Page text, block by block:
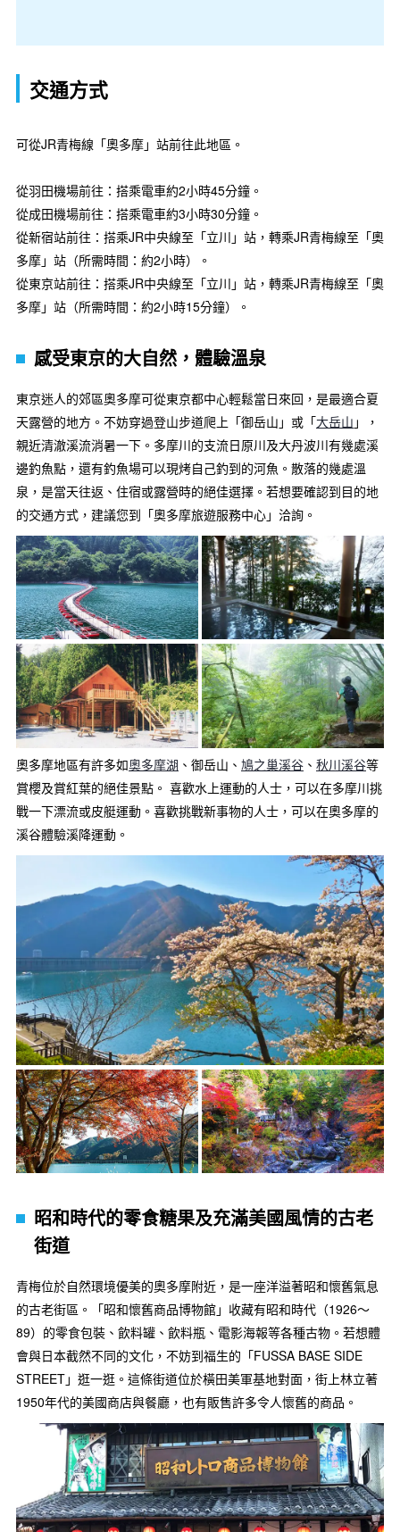
交通方式
可從JR青梅線「奧多摩」站前往此地區。
從羽田機場前往：搭乘電車約2小時45分鐘。
從成田機場前往：搭乘電車約3小時30分鐘。
從新宿站前往：搭乘JR中央線至「立川」站，轉乘JR青梅線至「奧
多摩」站（所需時間：約2小時）。
從東京站前往：搭乘JR中央線至「立川」站，轉乘JR青梅線至「奧
多摩」站（所需時間：約2小時15分鐘）。
感受東京的大自然，體驗溫泉
東京迷人的郊區奧多摩可從東京都中心輕鬆當日來回，是最適合夏
天露營的地方。不妨穿過登山步道爬上「御岳山」或「大岳山 」，
親近清澈溪流消暑一下。多摩川的支流日原川及大丹波川有幾處溪
邊釣魚點，還有釣魚場可以現烤自己釣到的河魚。散落的幾處溫
泉，是當天往返、住宿或露營時的絕佳選擇。若想要確認到目的地
的交通方式，建議您到「奧多摩旅遊服務中心」洽詢。
奧多摩地區有許多如奧多摩湖 、御岳山、 鳩之巢溪谷 、 秋川溪谷等
賞櫻及賞紅葉的絕佳景點。 喜歡水上運動的人士，可以在多摩川挑
戰一下漂流或皮艇運動。喜歡挑戰新事物的人士，可以在奧多摩的
溪谷體驗溪降運動。
昭和時代的零食糖果及充滿美國風情的古老
街道
青梅位於自然環境優美的奧多摩附近，是一座洋溢著昭和懷舊氣息
的古老街區。「昭和懷舊商品博物館」收藏有昭和時代（1926～
89）的零食包裝、飲料罐、飲料瓶、電影海報等各種古物。若想體
會與日本截然不同的文化，不妨到福生的「FUSSA BASE SIDE
STREET」逛一逛。這條街道位於橫田美軍基地對面，街上林立著
1950年代的美國商店與餐廳，也有販售許多令人懷舊的商品。